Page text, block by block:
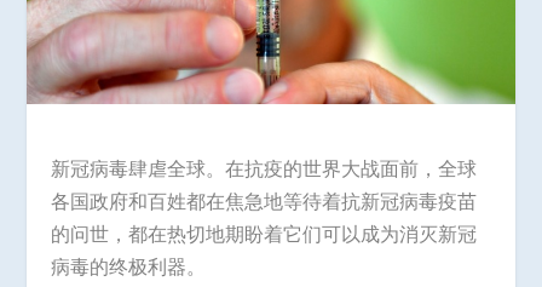
新冠病毒肆虐全球。在抗疫的世界大战面前，全球
各国政府和百姓都在焦急地等待着抗新冠病毒疫苗
的问世，都在热切地期盼着它们可以成为消灭新冠
病毒的终极利器。